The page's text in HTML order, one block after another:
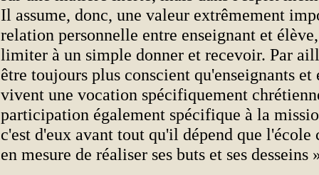
Il assume, donc, une valeur extrêmement
relation personnelle entre enseignant et
limiter à un simple donner et recevoir. Par
être toujours plus conscient qu'enseignants et
vivent une vocation spécifiquement
participation également spécifique à la
c'est d'eux avant tout qu'il dépend que l'école
en mesure de réaliser ses buts et ses desseins